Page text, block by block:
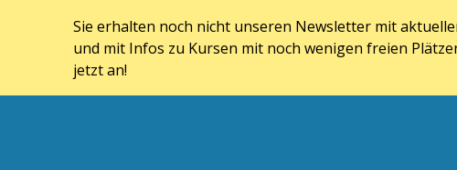
Sie erhalten noch nicht unseren Newsletter mit
und mit Infos zu Kursen mit noch wenigen freien
jetzt an!